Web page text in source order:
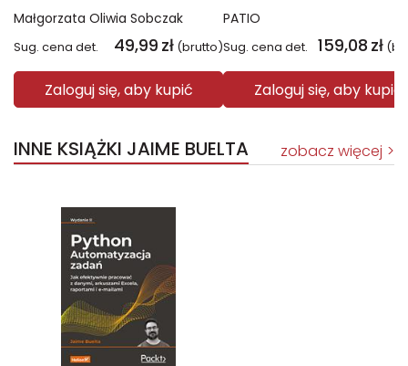
Małgorzata Oliwia Sobczak
Sug. cena det. 49,99 zł (brutto)
Zaloguj się, aby kupić
PATIO
Sug. cena det. 159,08 zł
Zaloguj się, aby kupić
INNE KSIĄŻKI JAIME BUELTA zobacz więcej